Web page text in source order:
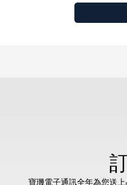
寶璣電子通訊全年為您送